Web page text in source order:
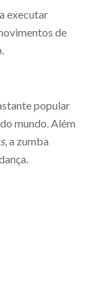
executar
de
popular
mundo. Além
, a zumba